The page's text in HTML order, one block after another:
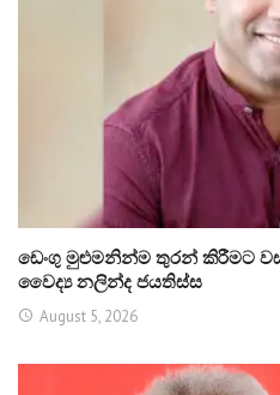
ඩෙංගු මුළුමනින්ම තුරන් කිරීමට
වෛද්‍ය නලින්ද ජයතිස්ස
August 5, 2026